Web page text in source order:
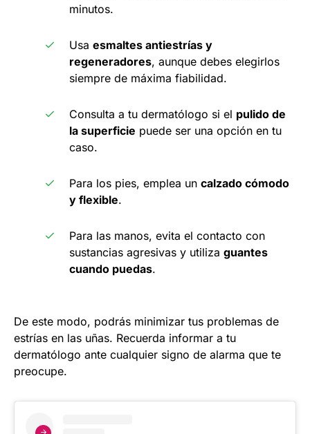
minutos.
Usa esmaltes antiestrías y
regeneradores, aunque debes elegirlos
siempre de máxima fiabilidad.
Consulta a tu dermatólogo si el pulido de
la superficie puede ser una opción en tu
caso.
Para los pies, emplea un calzado cómodo
y flexible.
Para las manos, evita el contacto con
sustancias agresivas y utiliza guantes
cuando puedas.
De este modo, podrás minimizar tus problemas de
estrías en las uñas. Recuerda informar a tu
dermatólogo ante cualquier signo de alarma que te
preocupe.